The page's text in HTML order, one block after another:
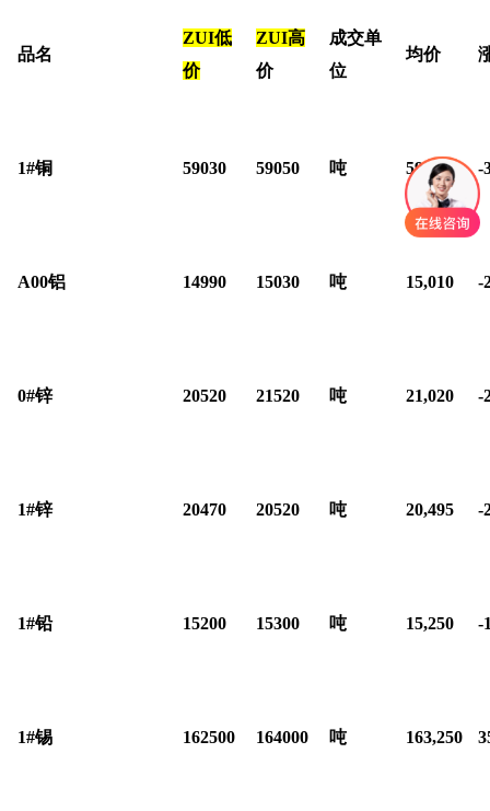
品名
ZUI低
价
ZUI高
价
成交单
位
均价
1#铜 59030 59050 吨 59,040 -
A00铝 14990 15030 吨 15,010 -
0#锌 20520 21520 吨 21,020 -
1#锌 20470 20520 吨 20,495 -
1#铅 15200 15300 吨 15,250 -
1#锡 162500 164000 吨 163,250